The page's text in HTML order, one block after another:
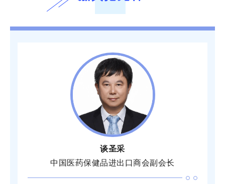
谈圣采
中国医药保健品进出口商会副会长